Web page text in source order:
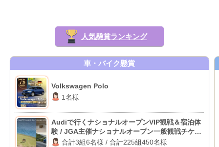
人気懸賞ランキング
車・バイク懸賞
Volkswagen Polo
1名様
Audiで行くナショナルオープンVIP観戦＆宿泊体
験 / JGA主催ナショナルオープン一般観戦チケッ
ト 合計3組6名様 / 合計225組450名様